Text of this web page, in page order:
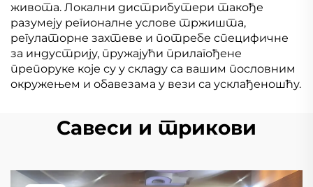
живота. Локални дистрибутери такође
разумеју регионалне услове тржишта,
регулаторне захтеве и потребе специфичне
за индустрију, пружајући прилагођене
препоруке које су у складу са вашим пословним
окружењем и обавезама у вези са усклађеношћу.
Савеси и трикови